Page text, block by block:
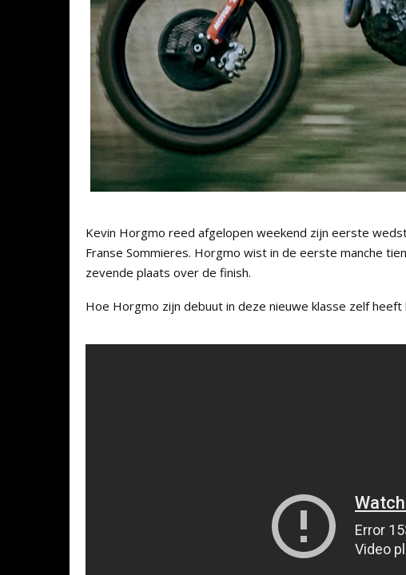
Kevin Horgmo reed afgelopen weekend zijn eerste
Franse Sommieres. Horgmo wist in de eerste manche
zevende plaats over de finish.
Hoe Horgmo zijn debuut in deze nieuwe klasse zelf